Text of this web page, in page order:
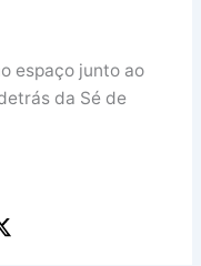
espaço junto ao
da Sé de